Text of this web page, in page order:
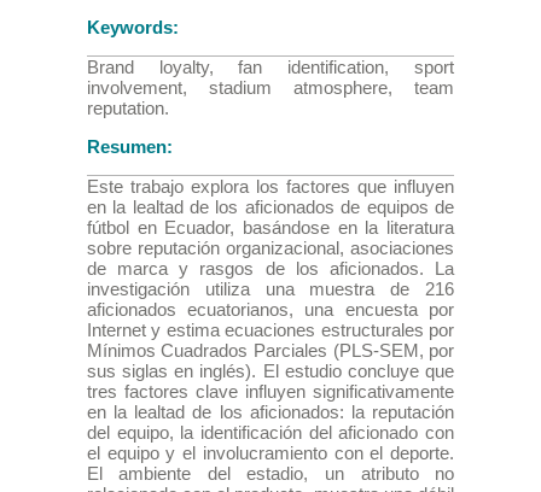
Keywords:
Brand loyalty, fan identification, sport
involvement, stadium atmosphere, team
reputation.
Resumen:
Este trabajo explora los factores que influyen
en la lealtad de los aficionados de equipos de
fútbol en Ecuador, basándose en la literatura
sobre reputación organizacional, asociaciones
de marca y rasgos de los aficionados. La
investigación utiliza una muestra de 216
aficionados ecuatorianos, una encuesta por
Internet y estima ecuaciones estructurales por
Mínimos Cuadrados Parciales (PLS-SEM, por
sus siglas en inglés). El estudio concluye que
tres factores clave influyen significativamente
en la lealtad de los aficionados: la reputación
del equipo, la identificación del aficionado con
el equipo y el involucramiento con el deporte.
El ambiente del estadio, un atributo no